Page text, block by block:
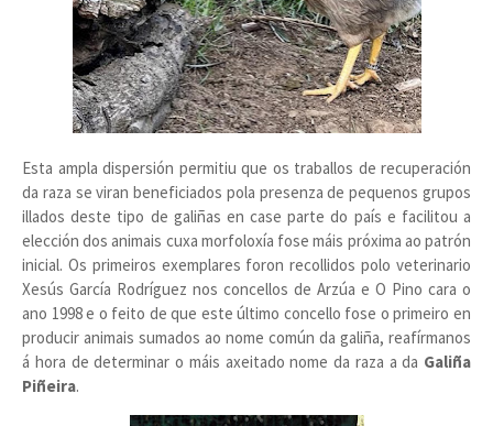
Esta ampla dispersión permitiu que os traballos de recuperación
da raza se viran beneficiados pola presenza de pequenos grupos
illados deste tipo de galiñas en case parte do país e facilitou a
elección dos animais cuxa morfoloxía fose máis próxima ao patrón
inicial. Os primeiros exemplares foron recollidos polo veterinario
Xesús García Rodríguez nos concellos de Arzúa e O Pino cara o
ano 1998 e o feito de que este último concello fose o primeiro en
producir animais sumados ao nome común da galiña, reafírmanos
á hora de determinar o máis axeitado nome da raza a da Galiña
Piñeira.